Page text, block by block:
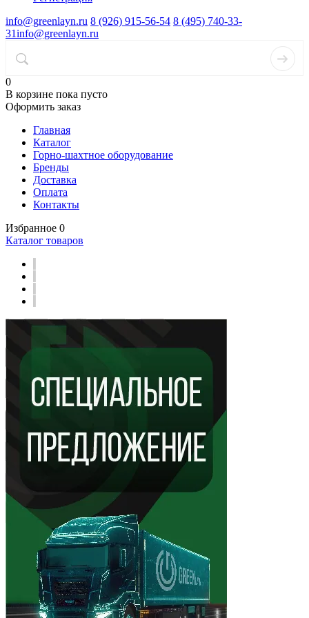
info@greenlayn.ru 8 (926) 915-56-54 8 (495) 740-33-
31info@greenlayn.ru
0
В корзине пока пусто
Оформить заказ
Главная
Каталог
Горно-шахтное оборудование
Бренды
Доставка
Оплата
Контакты
Избранное 0
Каталог товаров